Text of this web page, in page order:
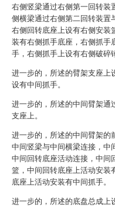
右侧竖梁通过右侧第一回转装
侧横梁通过右侧第二回转装置
右侧回转底座上设有右侧安装
装有右侧抓手底座，右侧抓手
手，右侧抓手上设有右侧破碎
进一步的，所述的臂架支座上
设有中间抓手。
进一步的，所述的中间臂架通
支座上。
进一步的，所述的中间臂架的
中间竖梁与中间横梁连接，中
中间回转底座活动连接，中间
篮，中间回转底座上活动安装
底座上活动安装有中间抓手。
进一步的，所述的底盘总成上